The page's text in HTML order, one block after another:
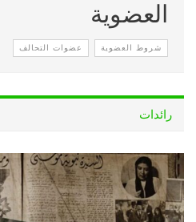
العضوية
شروط العضوية عضوات التحالف
رائدات